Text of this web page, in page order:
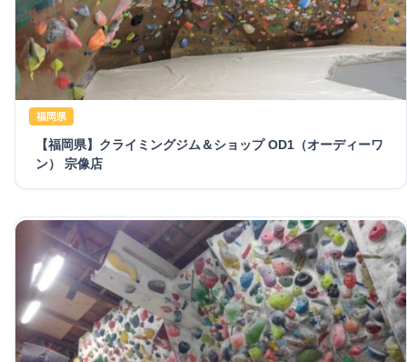
福岡県
【福岡県】クライミングジム＆ショップ OD1（オーディーワ
ン） 宗像店